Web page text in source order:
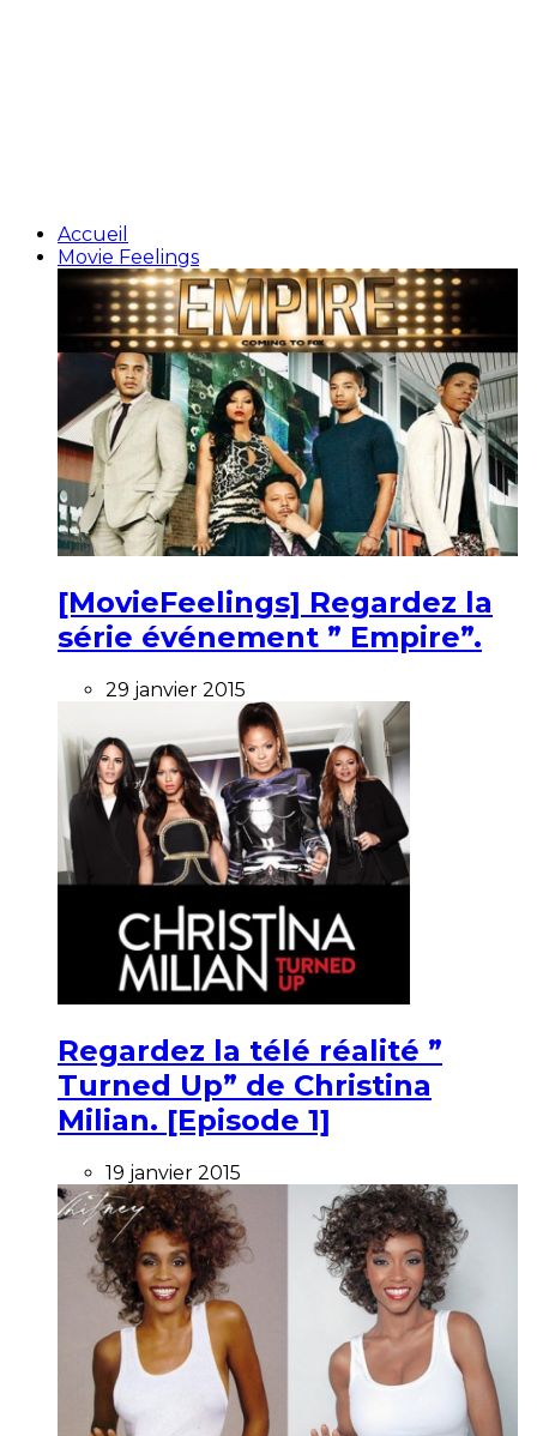
Accueil
Movie Feelings
[MovieFeelings] Regardez la
série événement ” Empire”.
29 janvier 2015
Regardez la télé réalité ”
Turned Up” de Christina
Milian. [Episode 1]
19 janvier 2015